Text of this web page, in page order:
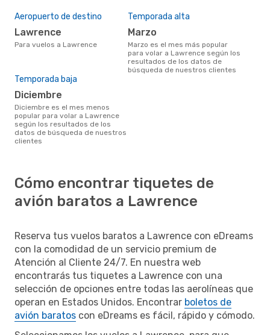
Aeropuerto de destino
Lawrence
Para vuelos a Lawrence
Temporada alta
marzo
marzo es el mes más popular
para volar a Lawrence según los
resultados de los datos de
búsqueda de nuestros clientes
Temporada baja
diciembre
diciembre es el mes menos
popular para volar a Lawrence
según los resultados de los
datos de búsqueda de nuestros
clientes
Cómo encontrar tiquetes de
avión baratos a Lawrence
Reserva tus vuelos baratos a Lawrence con eDreams
con la comodidad de un servicio premium de
Atención al Cliente 24/7. En nuestra web
encontrarás tus tiquetes a Lawrence con una
selección de opciones entre todas las aerolíneas que
operan en Estados Unidos. Encontrar boletos de
avión baratos con eDreams es fácil, rápido y cómodo.